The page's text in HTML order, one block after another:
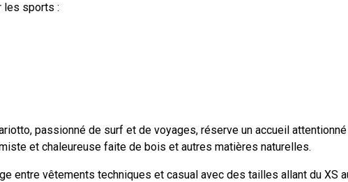
les sports :
passionné de surf et de voyages, réserve un accueil
et chaleureuse faite de bois et autres matières naturelles.
entre vêtements techniques et casual avec des tailles allant du XS